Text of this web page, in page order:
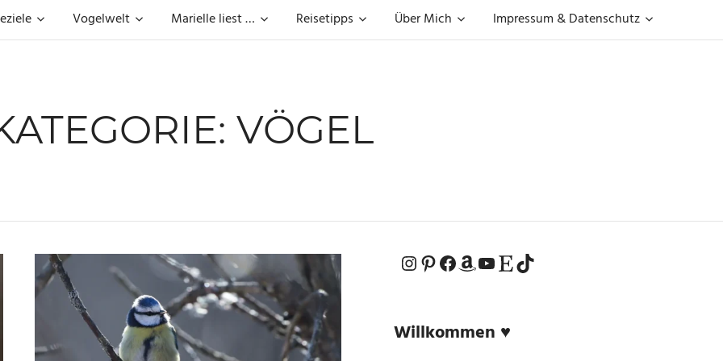
Vogelwelt Marielle liest … Reisetipps Über Mich Impressum & Datenschutz
VÖGEL
Instagram
Pinterest
Facebook
Amazon
YouTube
Etsy-ShopTikTok
Willkommen ♥